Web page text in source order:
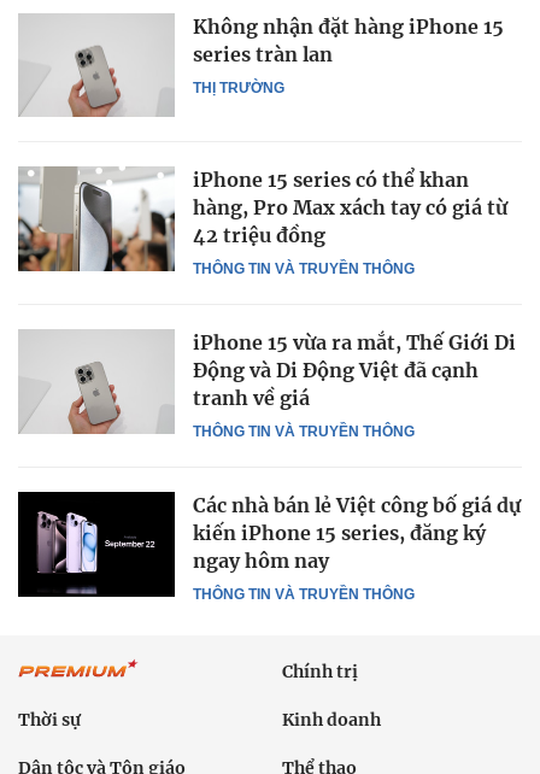
THỊ TRƯỜNG
Không nhận đặt hàng iPhone 15
series tràn lan
THÔNG TIN VÀ TRUYỀN THÔNG
iPhone 15 series có thể khan
hàng, Pro Max xách tay có giá từ
42 triệu đồng
THÔNG TIN VÀ TRUYỀN THÔNG
iPhone 15 vừa ra mắt, Thế Giới Di
Động và Di Động Việt đã cạnh
tranh về giá
THÔNG TIN VÀ TRUYỀN THÔNG
Các nhà bán lẻ Việt công bố giá dự
kiến iPhone 15 series, đăng ký
ngay hôm nay
Chính trị
Thời sự Kinh doanh
Dân tộc và Tôn giáo Thể thao